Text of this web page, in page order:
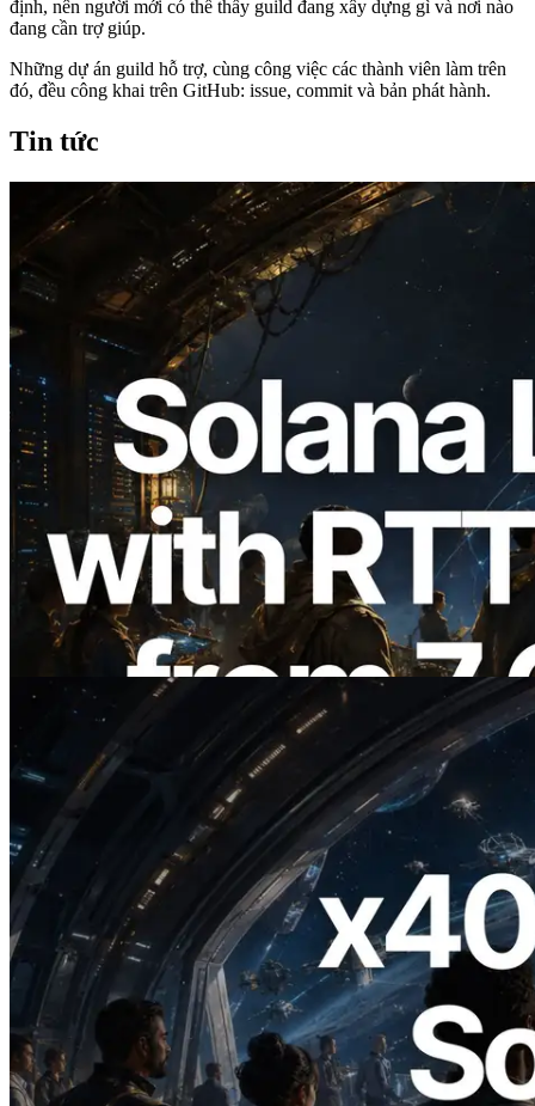
định, nên người mới có thể thấy guild đang xây dựng gì và nơi nào
đang cần trợ giúp.
Những dự án guild hỗ trợ, cùng công việc các thành viên làm trên
đó, đều công khai trên GitHub: issue, commit và bản phát hành.
Tin tức
2026.08.05
ERPC mở rộng Solana Leader Slot API
với phép đo ping từ 7 khu vực toàn cầu —
Validators Information API cũng chính
thức ra mắt
Đọc bài viết này
2026.07.04
ERPC ra mắt Solana RPC hỗ trợ x402 —
Mở ra thời đại AI Agent trả tiền theo nhu
cầu cho API cần dùng